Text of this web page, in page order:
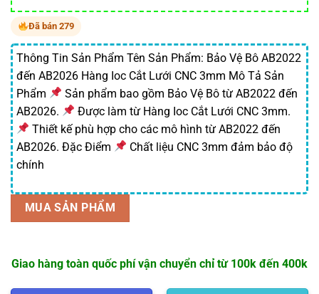
Đã bán 279
Thông Tin Sản Phẩm Tên Sản Phẩm: Bảo Vệ Bô AB2022
đến AB2026 Hàng Ioc Cắt Lưới CNC 3mm Mô Tả Sản
Phẩm
Sản phẩm bao gồm Bảo Vệ Bô từ AB2022 đến
AB2026.
Được làm từ Hàng Ioc Cắt Lưới CNC 3mm.
Thiết kế phù hợp cho các mô hình từ AB2022 đến
AB2026. Đặc Điểm
Chất liệu CNC 3mm đảm bảo độ
chính
MUA SẢN PHẨM
Giao hàng toàn quốc phí vận chuyển chỉ từ 100k đến 400k